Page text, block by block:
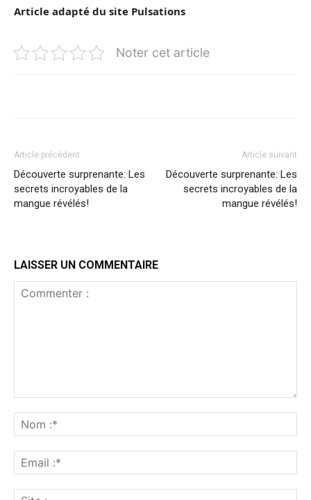
Article adapté du site Pulsations
Noter cet article
Article précédent
Découverte surprenante: Les
secrets incroyables de la
mangue révélés!
Article suivant
Découverte surprenante: Les
secrets incroyables de la
mangue révélés!
LAISSER UN COMMENTAIRE